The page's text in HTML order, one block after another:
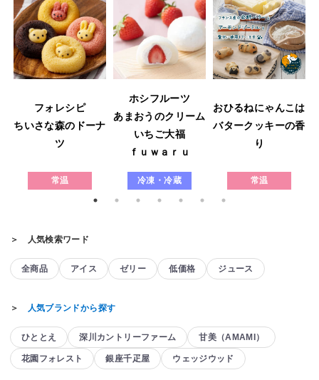
フォレシピ
ちいさな森のドーナ
ツ
常温
ホシフルーツ
あまおうのクリーム
いちご大福
ｆｕｗａｒｕ
冷凍・冷蔵
おひるねにゃんこは
バタークッキーの香
り
常温
＞ 人気検索ワード
全商品 アイス ゼリー 低価格 ジュース
＞ 人気ブランドから探す
ひととえ 深川カントリーファーム 甘美（AMAMI）
花園フォレスト 銀座千疋屋 ウェッジウッド